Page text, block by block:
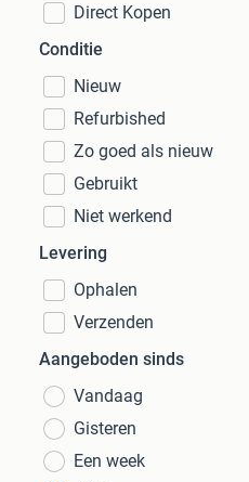
Direct Kopen
Conditie
Nieuw
Refurbished
Zo goed als nieuw
Gebruikt
Niet werkend
Levering
Ophalen
Verzenden
Aangeboden sinds
Vandaag
Gisteren
Een week